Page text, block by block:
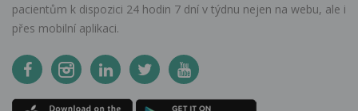
pacientům k dispozici 24 hodin 7 dní v týdnu nejen na webu, ale i
přes mobilní aplikaci.